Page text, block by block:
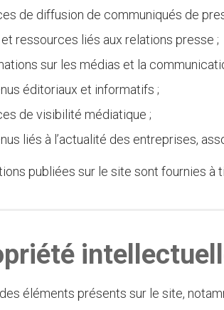
de diffusion de communiqués de
ressources liés aux relations presse ;
sur les médias et la
éditoriaux et informatifs ;
de visibilité médiatique ;
liés à l’actualité des entreprises,
publiées sur le site sont fournies à
éléments présents sur le site,